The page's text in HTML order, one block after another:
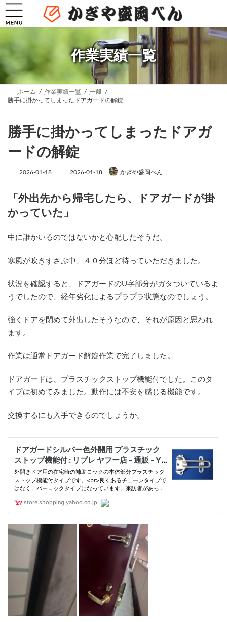
コ
テ
へ
ッ
プ
ナ
ゲ
ョ
移
動
作業実績一覧
ホーム 作業実績一覧
一般
勝手に掛かってしまったドアガードの解錠
勝手に掛かってしまったドアガ
ードの解錠
2026-01-18
最
新
日
2026-01-18 かぎや盛岡べん
「外出先から帰宅したら、ドアガードが掛
かっていた」
中に誰かいるのではないかと心配したそうだ。
寒風が吹きすさぶ中、４０分ほど待っていただきました。
状況を確認すると、ドアガードのU字部分がガタついているよ
うでしたので、経年劣化によるプラプラ状態なのでしょう。
強くドアを閉めて外出したそうなので、それが原因と思われ
ます。
作業は通常ドアガード解錠作業で完了しました。
ドアガードは、プラスチックストップ機能付でした。このタ
イプは初めてみました。動作には不安を感じる機能です。
交換するにも入手できるのでしょうか。